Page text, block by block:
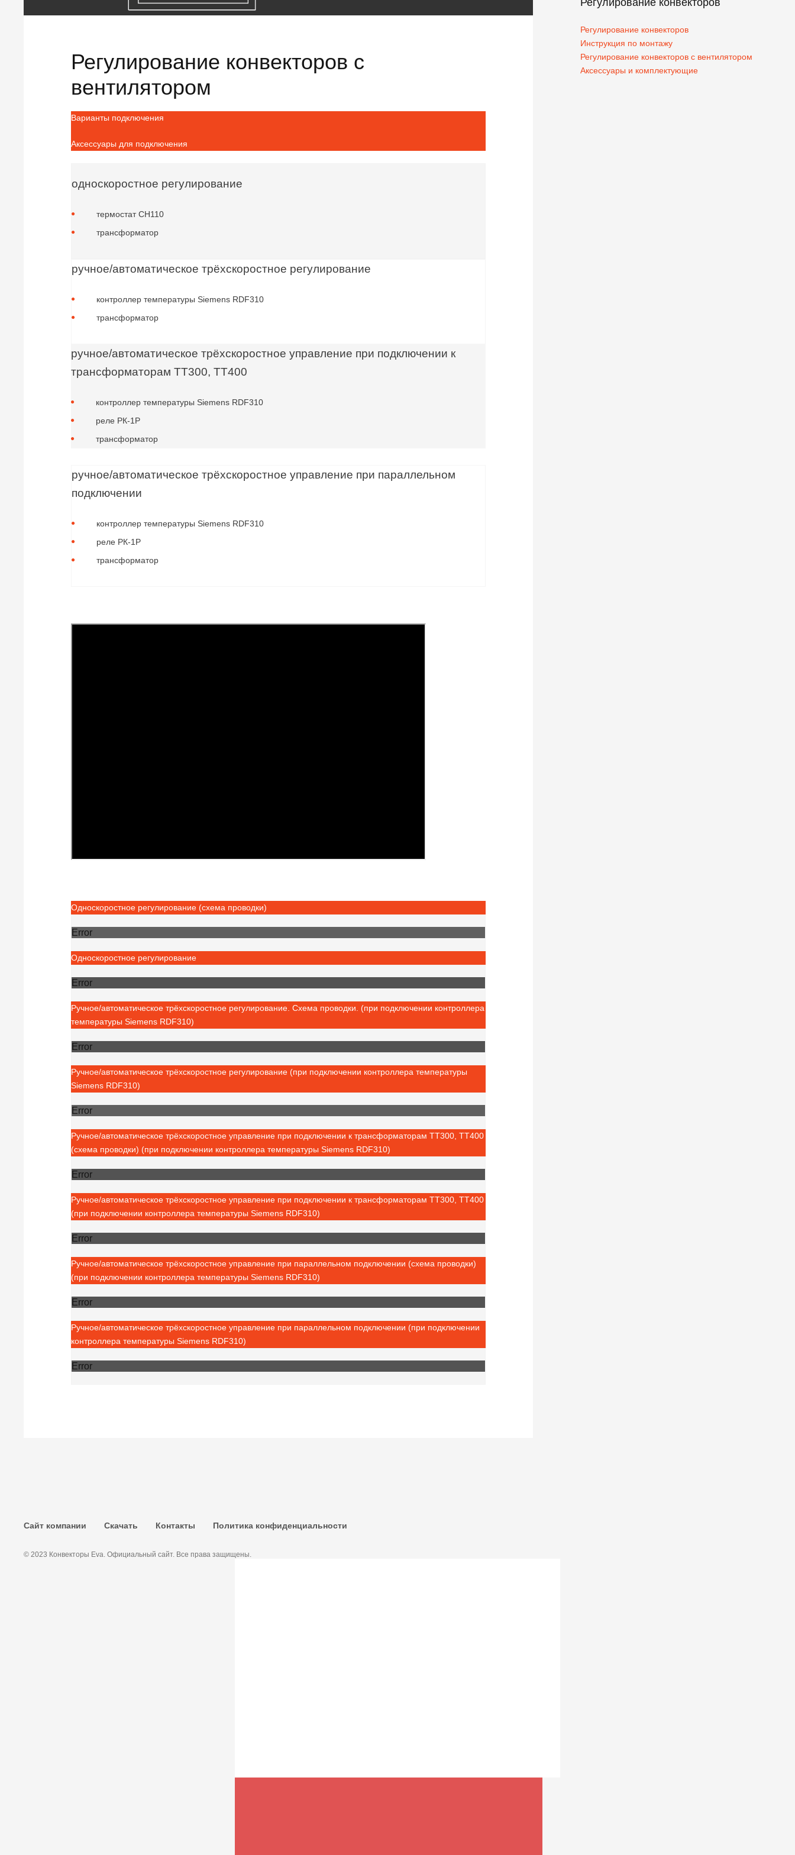
Регулирование конвекторов с
вентилятором
Варианты подключения
Аксессуары для подключения
односкоростное регулирование
термостат CH110
трансформатор
ручное/автоматическое трёхскоростное регулирование
контроллер температуры Siemens RDF310
трансформатор
ручное/автоматическое трёхскоростное управление при подключении к
трансформаторам ТТ300, ТТ400
контроллер температуры Siemens RDF310
реле РК-1Р
трансформатор
ручное/автоматическое трёхскоростное управление при параллельном
подключении
контроллер температуры Siemens RDF310
реле РК-1Р
трансформатор
Односкоростное регулирование (схема проводки)
Error
Односкоростное регулирование
Error
Ручное/автоматическое трёхскоростное регулирование. Cхема проводки. (при подключении контроллера
температуры Siemens RDF310)
Error
Ручное/автоматическое трёхскоростное регулирование (при подключении контроллера температуры
Siemens RDF310)
Error
Ручное/автоматическое трёхскоростное управление при подключении к трансформаторам ТТ300, ТТ400
(схема проводки) (при подключении контроллера температуры Siemens RDF310)
Error
Ручное/автоматическое трёхскоростное управление при подключении к трансформаторам ТТ300, ТТ400
(при подключении контроллера температуры Siemens RDF310)
Error
Ручное/автоматическое трёхскоростное управление при параллельном подключении (схема проводки)
(при подключении контроллера температуры Siemens RDF310)
Error
Ручное/автоматическое трёхскоростное управление при параллельном подключении (при подключении
контроллера температуры Siemens RDF310)
Error
Регулирование конвекторов
Регулирование конвекторов
Инструкция по монтажу
Регулирование конвекторов с вентилятором
Аксессуары и комплектующие
Сайт компании Скачать Контакты Политика конфиденциальности
© 2023 Конвекторы Eva. Официальный сайт. Все права защищены.